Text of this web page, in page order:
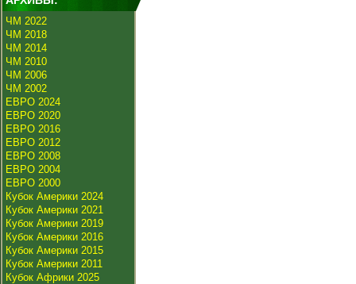
ЧМ 2022
ЧМ 2018
ЧМ 2014
ЧМ 2010
ЧМ 2006
ЧМ 2002
ЕВРО 2024
ЕВРО 2020
ЕВРО 2016
ЕВРО 2012
ЕВРО 2008
ЕВРО 2004
ЕВРО 2000
Кубок Америки 2024
Кубок Америки 2021
Кубок Америки 2019
Кубок Америки 2016
Кубок Америки 2015
Кубок Америки 2011
Кубок Африки 2025